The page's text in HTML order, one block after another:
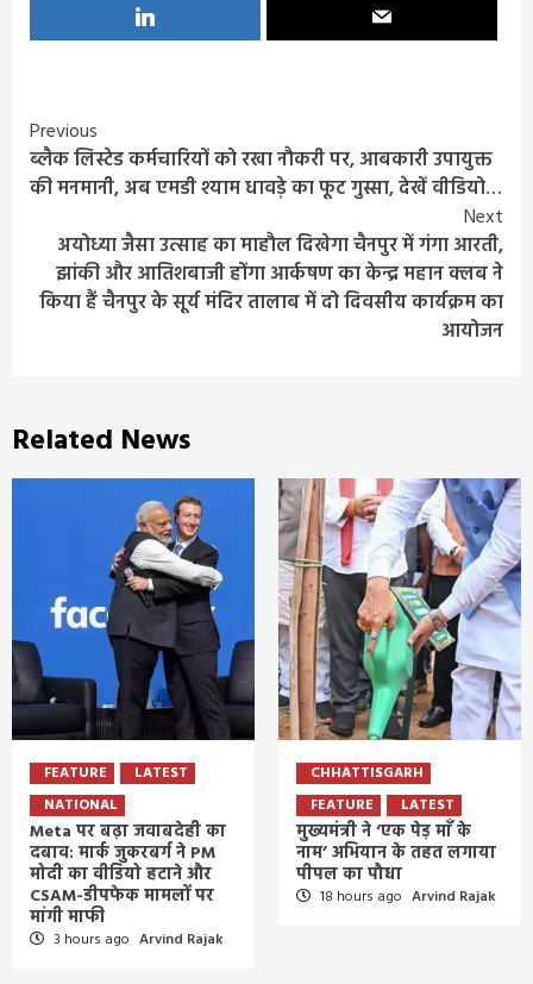
Continue
Reading
Previous
ब्लैक लिस्टेड कर्मचारियों को रखा नौकरी पर, आबकारी उपायुक्त
की मनमानी, अब एमडी श्याम धावड़े का फूट गुस्सा, देखें वीडियो…
Next
अयोध्या जैसा उत्साह का माहौल दिखेगा चैनपुर में गंगा आरती,
झांकी और आतिशबाजी होंगा आर्कषण का केन्द्र महान क्लब ने
किया हैं चैनपुर के सूर्य मंदिर तालाब में दो दिवसीय कार्यक्रम का
आयोजन
Related News
FEATURE
LATEST
NATIONAL
Meta पर बढ़ा जवाबदेही का
दबाव: मार्क जुकरबर्ग ने PM
मोदी का वीडियो हटाने और
CSAM-डीपफेक मामलों पर
मांगी माफी
3 hours ago Arvind Rajak
CHHATTISGARH
FEATURE
LATEST
मुख्यमंत्री ने ‘एक पेड़ माँ के
नाम’ अभियान के तहत लगाया
पीपल का पौधा
18 hours ago Arvind Rajak